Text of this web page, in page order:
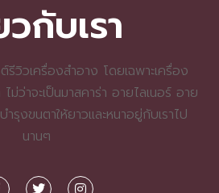
กับเรา
รีวิวเครื่องสำอาง โดยเฉพาะเครื่อง
ม่ว่าจะเป็นมาสคาร่า อายไลเนอร์ อาย
รุงขนตาให้ยาวและหนาอยู่กับเราไป
นานๆ